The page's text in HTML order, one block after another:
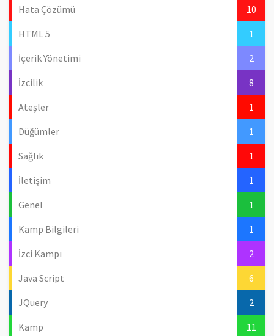
Hata Çözümü
10
HTML 5
1
İçerik Yönetimi
2
İzcilik
8
Ateşler
1
Düğümler
1
Sağlık
1
İletişim
1
Genel
1
Kamp Bilgileri
1
İzci Kampı
2
Java Script
6
JQuery
2
Kamp
11